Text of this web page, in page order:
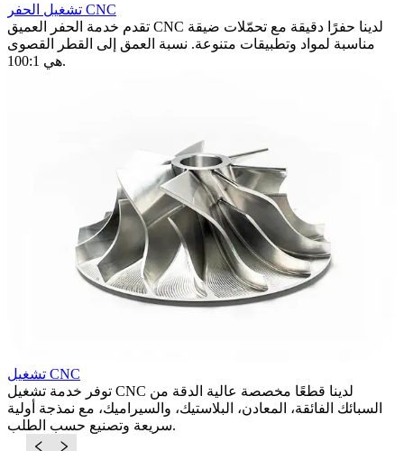
تشغيل الحفر CNC
تقدم خدمة الحفر العميق CNC لدينا حفرًا دقيقة مع تحمّلات ضيقة
مناسبة لمواد وتطبيقات متنوعة. نسبة العمق إلى القطر القصوى
هي 100:1.
تشغيل CNC
توفر خدمة تشغيل CNC لدينا قطعًا مخصصة عالية الدقة من
السبائك الفائقة، المعادن، البلاستيك، والسيراميك، مع نمذجة أولية
سريعة وتصنيع حسب الطلب.